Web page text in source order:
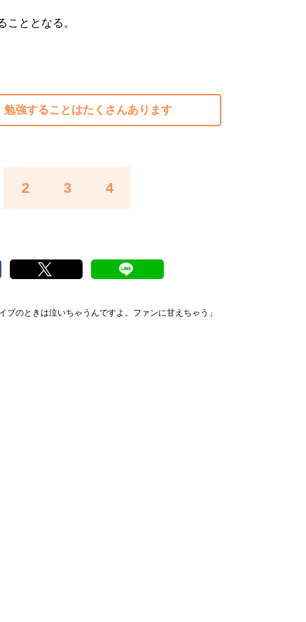
ととなる。
勉強することはたくさんあります
2 3 4
ブのときは泣いちゃうんですよ。ファンに甘えちゃう」